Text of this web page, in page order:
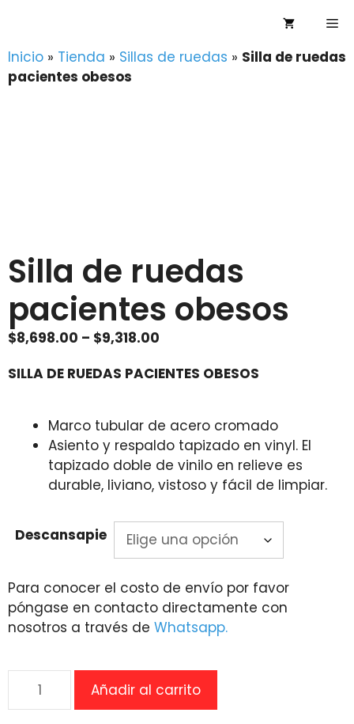
contenido
Inicio » Tienda » Sillas de ruedas » Silla de ruedas
pacientes obesos
Silla de ruedas
pacientes obesos
$8,698.00 – $9,318.00
$8,698.00
SILLA DE RUEDAS PACIENTES OBESOS
Marco tubular de acero cromado
Asiento y respaldo tapizado en vinyl. El
tapizado doble de vinilo en relieve es
durable, liviano, vistoso y fácil de limpiar.
Descansapie
Para conocer el costo de envío por favor
póngase en contacto directamente con
nosotros a través de Whatsapp.
Añadir al carrito